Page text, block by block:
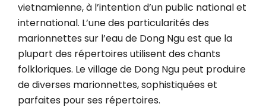
vietnamienne, à l’intention d’un public national et
international. L’une des particularités des
marionnettes sur l’eau de Dong Ngu est que la
plupart des répertoires utilisent des chants
folkloriques. Le village de Dong Ngu peut produire
de diverses marionnettes, sophistiquées et
parfaites pour ses répertoires.